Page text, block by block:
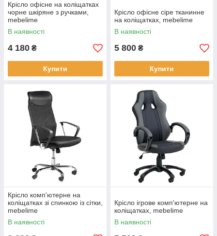
Крісло офісне на коліщатках
чорне шкіряне з ручками,
mebelime
В наявності
4 180 ₴
Купити
Крісло офісне сіре тканинне
на коліщатках, mebelime
В наявності
5 800 ₴
Купити
Крісло комп'ютерне на
коліщатках зі спинкою із сітки,
mebelime
В наявності
Крісло ігрове комп'ютерне на
коліщатках, mebelime
В наявності